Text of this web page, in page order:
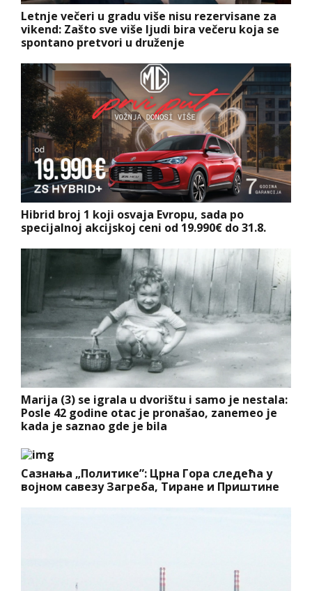
Letnje večeri u gradu više nisu rezervisane za
vikend: Zašto sve više ljudi bira večeru koja se
spontano pretvori u druženje
Hibrid broj 1 koji osvaja Evropu, sada po
specijalnoj akcijskoj ceni od 19.990€ do 31.8.
Marija (3) se igrala u dvorištu i samo je nestala:
Posle 42 godine otac je pronašao, zanemeo je
kada je saznao gde je bila
Сазнања „Политике”: Црна Гора следећа у
војном савезу Загреба, Тиране и Приштине